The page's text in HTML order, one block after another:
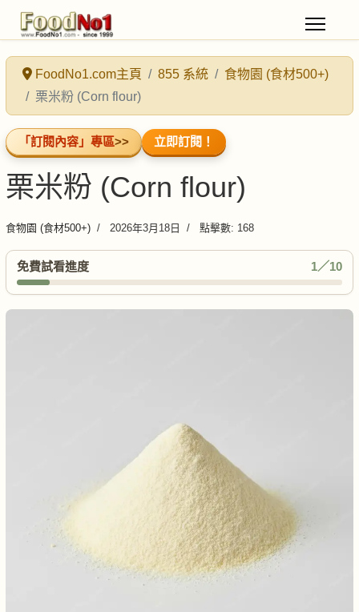
FoodNo1.com主頁 855 系統
食物園 (食材500+)
栗米粉 (Corn flour)
「訂閱內容」專區>> 立即訂閱！
栗米粉 (Corn flour)
食物園 (食材500+) 2026年3月18日 點擊數: 168
免費試看進度 1／10